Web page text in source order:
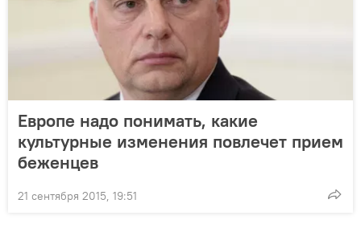
Европе надо понимать, какие
культурные изменения повлечет прием
беженцев
21 сентября 2015, 19:51